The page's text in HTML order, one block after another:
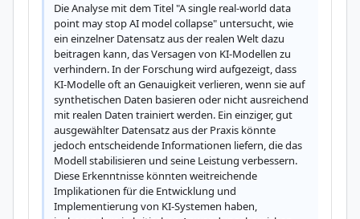
Die Analyse mit dem Titel "A single real-world data
point may stop AI model collapse" untersucht, wie
ein einzelner Datensatz aus der realen Welt dazu
beitragen kann, das Versagen von KI-Modellen zu
verhindern. In der Forschung wird aufgezeigt, dass
KI-Modelle oft an Genauigkeit verlieren, wenn sie auf
synthetischen Daten basieren oder nicht ausreichend
mit realen Daten trainiert werden. Ein einziger, gut
ausgewählter Datensatz aus der Praxis könnte
jedoch entscheidende Informationen liefern, die das
Modell stabilisieren und seine Leistung verbessern.
Diese Erkenntnisse könnten weitreichende
Implikationen für die Entwicklung und
Implementierung von KI-Systemen haben,